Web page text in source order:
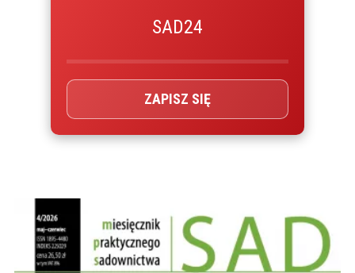
SAD24
ZAPISZ SIĘ